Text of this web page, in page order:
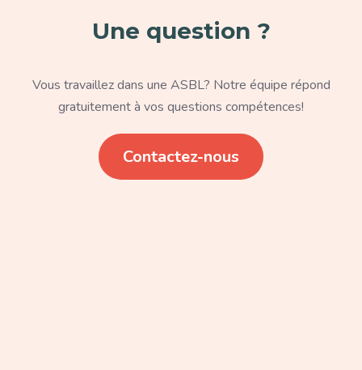
Une question ?
Vous travaillez dans une ASBL? Notre équipe répond
gratuitement à vos questions compétences!
Contactez-nous